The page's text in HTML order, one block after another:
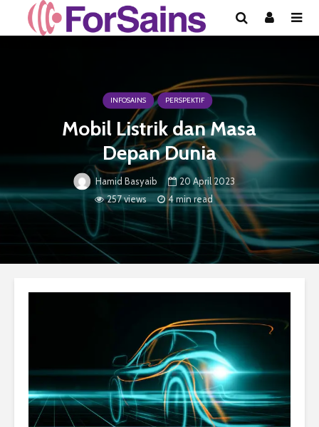
INFOSAINS PERSPEKTIF
Mobil Listrik dan Masa
Depan Dunia
Hamid Basyaib
20 April 2023
257 views
4 min read